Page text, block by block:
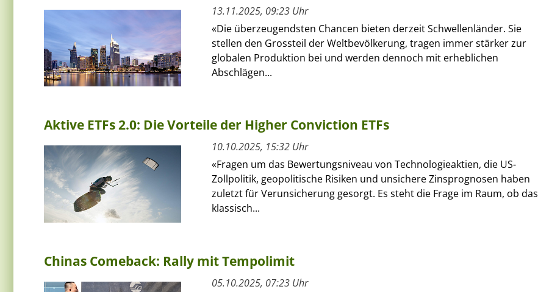
13.11.2025, 09:23 Uhr
«Die überzeugendsten Chancen bieten derzeit Schwellenländer. Sie
stellen den Grossteil der Weltbevölkerung, tragen immer stärker zur
globalen Produktion bei und werden dennoch mit erheblichen
Abschlägen...
Aktive ETFs 2.0: Die Vorteile der Higher Conviction ETFs
10.10.2025, 15:32 Uhr
«Fragen um das Bewertungsniveau von Technologieaktien, die US-
Zollpolitik, geopolitische Risiken und unsichere Zinsprognosen haben
zuletzt für Verunsicherung gesorgt. Es steht die Frage im Raum, ob das
klassisch...
Chinas Comeback: Rally mit Tempolimit
05.10.2025, 07:23 Uhr